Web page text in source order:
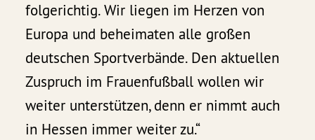
folgerichtig. Wir liegen im Herzen von
Europa und beheimaten alle großen
deutschen Sportverbände. Den aktuellen
Zuspruch im Frauenfußball wollen wir
weiter unterstützen, denn er nimmt auch
in Hessen immer weiter zu.“